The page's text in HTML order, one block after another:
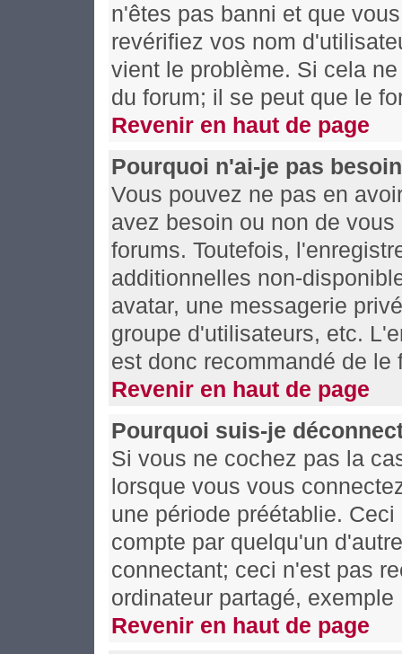
n'êtes pas banni et que
revérifiez vos nom
vient le problème. Si cela
du forum; il se peut que le
Revenir en haut de page
Pourquoi n'ai-je pas
Vous pouvez ne pas en
avez besoin ou non de
forums. Toutefois,
additionnelles non-
avatar, une messagerie
groupe d'utilisateurs, etc.
est donc recommandé de le
Revenir en haut de page
Pourquoi suis-je
Si vous ne cochez pas la
lorsque vous vous
une période préétablie.
compte par quelqu'un
connectant; ceci n'est pas
ordinateur partagé,
Revenir en haut de page